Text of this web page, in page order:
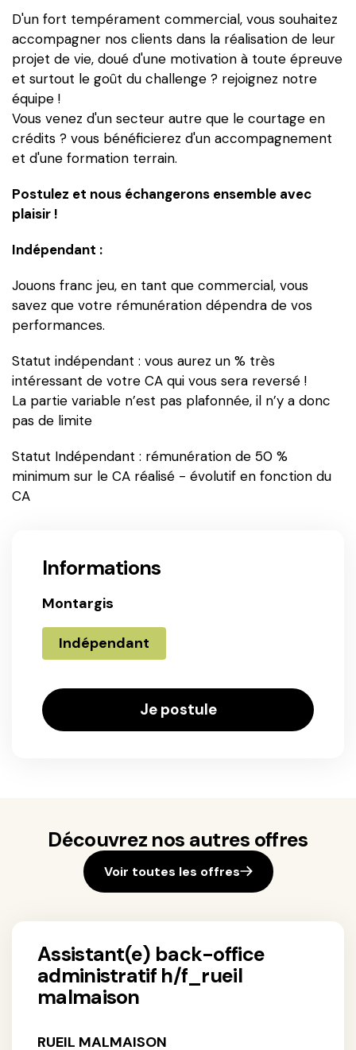
D'un fort tempérament commercial, vous souhaitez
accompagner nos clients dans la réalisation de leur
projet de vie, doué d'une motivation à toute épreuve
et surtout le goût du challenge ? rejoignez notre
équipe !
Vous venez d'un secteur autre que le courtage en
crédits ? vous bénéficierez d'un accompagnement
et d'une formation terrain.
Postulez et nous échangerons ensemble avec
plaisir !
Indépendant :
Jouons franc jeu, en tant que commercial, vous
savez que votre rémunération dépendra de vos
performances.
Statut indépendant : vous aurez un % très
intéressant de votre CA qui vous sera reversé !
La partie variable n’est pas plafonnée, il n’y a donc
pas de limite
Statut Indépendant : rémunération de 50 %
minimum sur le CA réalisé - évolutif en fonction du
CA
Informations
Montargis
Indépendant
Je postule
Découvrez nos autres offres
Voir toutes les offres
assistant(e) back-office
administratif h/f_rueil
malmaison
RUEIL MALMAISON